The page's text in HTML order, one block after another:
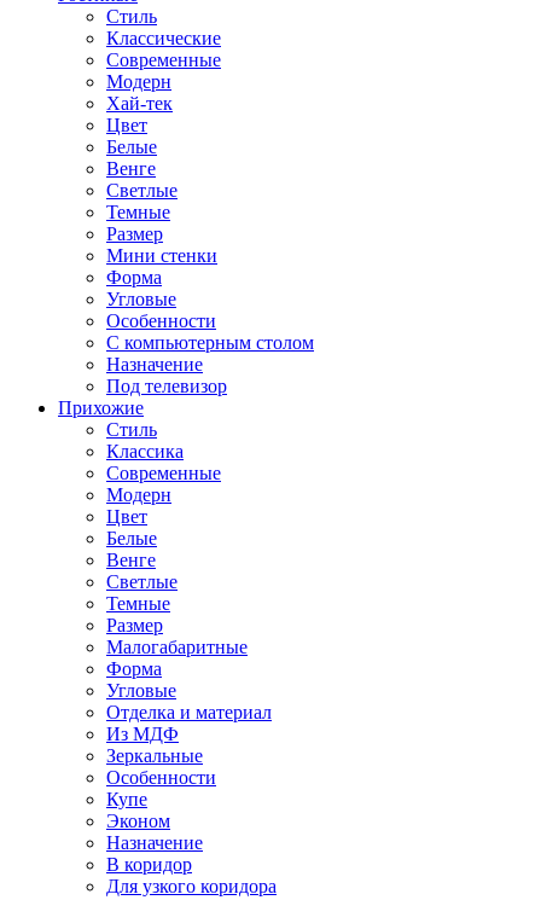
Стиль
Классические
Современные
Модерн
Хай-тек
Цвет
Белые
Венге
Светлые
Темные
Размер
Мини стенки
Форма
Угловые
Особенности
С компьютерным столом
Назначение
Под телевизор
Прихожие
Стиль
Классика
Современные
Модерн
Цвет
Белые
Венге
Светлые
Темные
Размер
Малогабаритные
Форма
Угловые
Отделка и материал
Из МДФ
Зеркальные
Особенности
Купе
Эконом
Назначение
В коридор
Для узкого коридора